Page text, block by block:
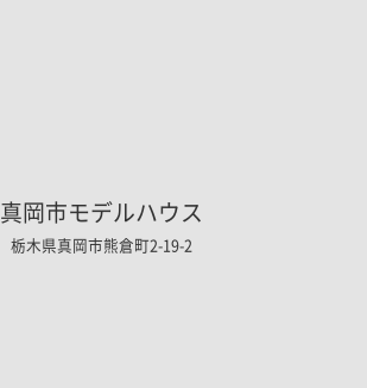
真岡市モデルハウス
栃木県真岡市熊倉町2-19-2